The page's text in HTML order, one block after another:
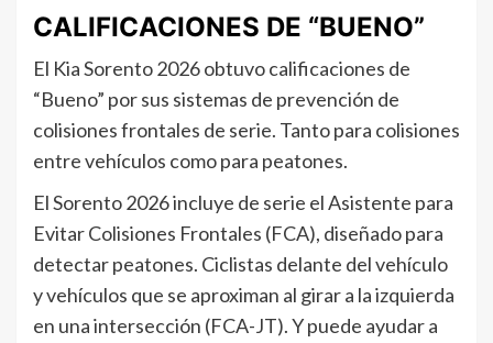
CALIFICACIONES DE “BUENO”
El Kia Sorento 2026 obtuvo calificaciones de
“Bueno” por sus sistemas de prevención de
colisiones frontales de serie. Tanto para colisiones
entre vehículos como para peatones.
El Sorento 2026 incluye de serie el Asistente para
Evitar Colisiones Frontales (FCA), diseñado para
detectar peatones. Ciclistas delante del vehículo
y vehículos que se aproximan al girar a la izquierda
en una intersección (FCA-JT). Y puede ayudar a